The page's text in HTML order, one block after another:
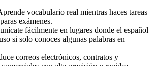
vocabulario real mientras haces tareas
exámenes.
fácilmente en lugares donde el español
si solo conoces algunas palabras en
correos electrónicos, contratos y